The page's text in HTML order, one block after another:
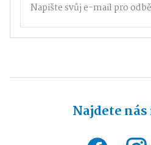
Najdete